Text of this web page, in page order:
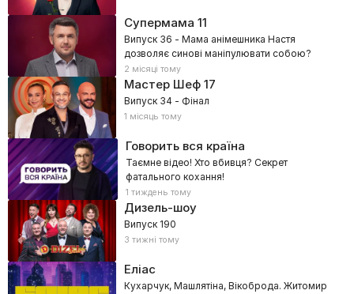
Супермама 11
Випуск 36 - Мама анімешника Настя
дозволяє синові маніпулювати собою?
2 місяці тому
Мастер Шеф17
Випуск 34 - Фінал
1 місяць тому
Говорить вся країна
Таємне відео! Хто вбивця? Секрет
фатального кохання!
1 тиждень тому
Дизель-шоу
Випуск 190
3 тижні тому
Еліас
Кухарчук, Машлятіна, Вікоброда. Житомир